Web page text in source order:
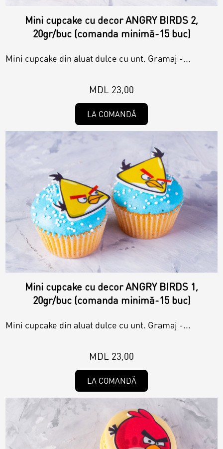
Mini cupcake cu decor ANGRY BIRDS 2,
20gr/buc (comanda minimă-15 buc)
Mini cupcake din aluat dulce cu unt. Gramaj -...
MDL 23,00
LA COMANDĂ
Mini cupcake cu decor ANGRY BIRDS 1,
20gr/buc (comanda minimă-15 buc)
Mini cupcake din aluat dulce cu unt. Gramaj -...
MDL 23,00
LA COMANDĂ